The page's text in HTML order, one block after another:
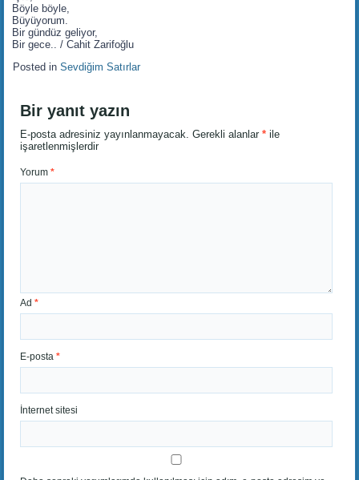
Böyle böyle,
Büyüyorum.
Bir gündüz geliyor,
Bir gece.. / Cahit Zarifoğlu
Posted in Sevdiğim Satırlar
Bir yanıt yazın
E-posta adresiniz yayınlanmayacak. Gerekli alanlar* ile
işaretlenmişlerdir
Yorum*
Ad*
E-posta*
İnternet sitesi